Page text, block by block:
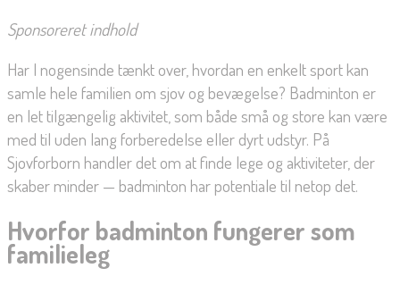
Sponsoreret indhold
Har I nogensinde tænkt over, hvordan en enkelt sport kan
samle hele familien om sjov og bevægelse? Badminton er
en let tilgængelig aktivitet, som både små og store kan være
med til uden lang forberedelse eller dyrt udstyr. På
Sjovforborn handler det om at finde lege og aktiviteter, der
skaber minder — badminton har potentiale til netop det.
Hvorfor badminton fungerer som
familieleg